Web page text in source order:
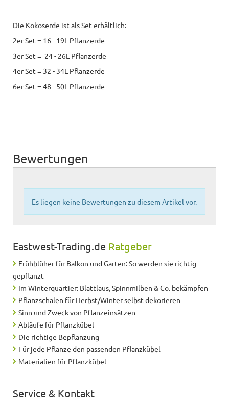
Die Kokoserde ist als Set erhältlich:
2er Set = 16 - 19L Pflanzerde
3er Set = 24 - 26L Pflanzerde
4er Set = 32 - 34L Pflanzerde
6er Set = 48 - 50L Pflanzerde
Bewertungen
Es liegen keine Bewertungen zu diesem Artikel vor.
Eastwest-Trading.de Ratgeber
Frühblüher für Balkon und Garten: So werden sie richtig
gepflanzt
Im Winterquartier: Blattlaus, Spinnmilben & Co. bekämpfen
Pflanzschalen für Herbst/Winter selbst dekorieren
Sinn und Zweck von Pflanzeinsätzen
Abläufe für Pflanzkübel
Die richtige Bepflanzung
Für jede Pflanze den passenden Pflanzkübel
Materialien für Pflanzkübel
Service & Kontakt